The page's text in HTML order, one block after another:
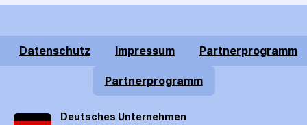
Datenschutz Impressum Partnerprogramm
Partnerprogramm
Deutsches Unternehmen